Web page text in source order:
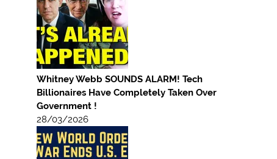
Whitney Webb SOUNDS ALARM! Tech
Billionaires Have Completely Taken Over
Government !
28/03/2026